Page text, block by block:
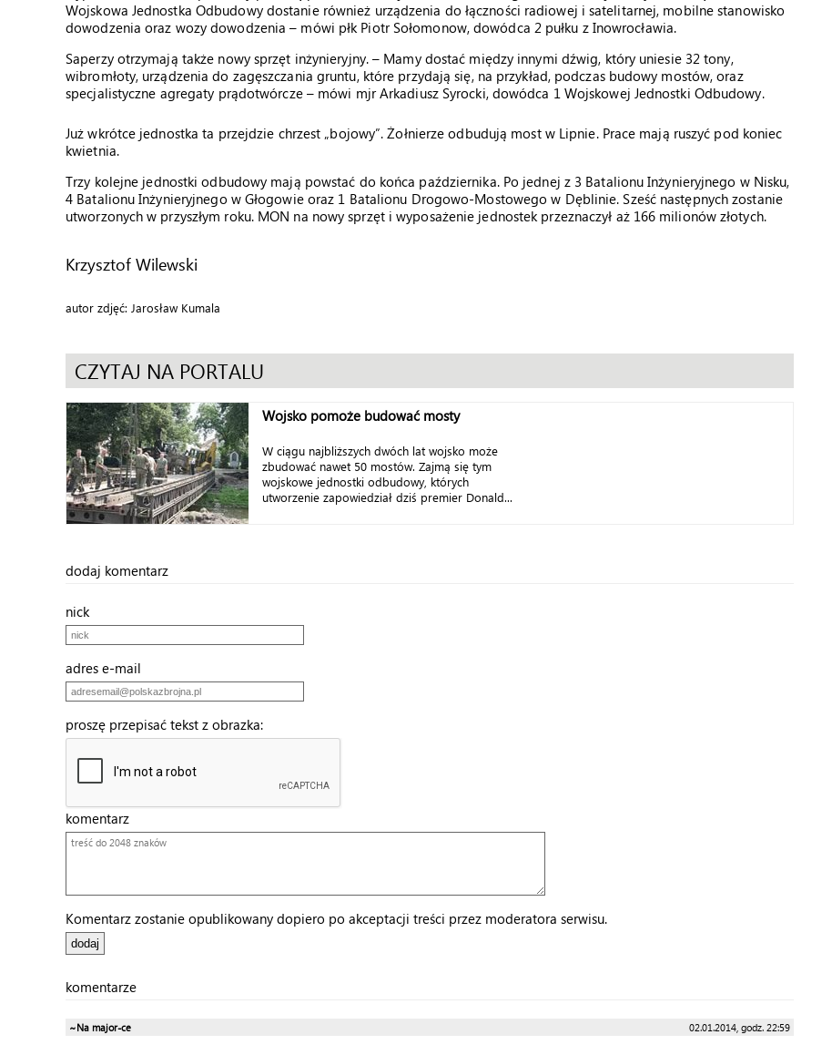
Wojskowa Jednostka Odbudowy dostanie również urządzenia do łączności radiowej i satelitarnej, mobilne stanowisko
dowodzenia oraz wozy dowodzenia – mówi płk Piotr Sołomonow, dowódca 2 pułku z Inowrocławia.
Saperzy otrzymają także nowy sprzęt inżynieryjny. – Mamy dostać między innymi dźwig, który uniesie 32 tony,
wibromłoty, urządzenia do zagęszczania gruntu, które przydają się, na przykład, podczas budowy mostów, oraz
specjalistyczne agregaty prądotwórcze – mówi mjr Arkadiusz Syrocki, dowódca 1 Wojskowej Jednostki Odbudowy.
Już wkrótce jednostka ta przejdzie chrzest „bojowy”. Żołnierze odbudują most w Lipnie. Prace mają ruszyć pod koniec
kwietnia.
Trzy kolejne jednostki odbudowy mają powstać do końca października. Po jednej z 3 Batalionu Inżynieryjnego w Nisku,
4 Batalionu Inżynieryjnego w Głogowie oraz 1 Batalionu Drogowo-Mostowego w Dęblinie. Sześć następnych zostanie
utworzonych w przyszłym roku. MON na nowy sprzęt i wyposażenie jednostek przeznaczył aż 166 milionów złotych.
Krzysztof Wilewski
autor zdjęć: Jarosław Kumala
CZYTAJ NA PORTALU
Wojsko pomoże budować mosty
W ciągu najbliższych dwóch lat wojsko może
zbudować nawet 50 mostów. Zajmą się tym
wojskowe jednostki odbudowy, których
utworzenie zapowiedział dziś premier Donald...
dodaj komentarz
nick
adres e-mail
proszę przepisać tekst z obrazka:
komentarz
Komentarz zostanie opublikowany dopiero po akceptacji treści przez moderatora serwisu.
komentarze
~Na major-ce 02.01.2014, godz. 22:59